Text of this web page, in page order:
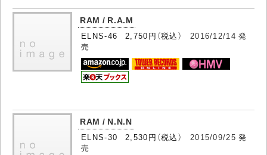
RAM / R.A.M
ELNS-46 2,750円（税込） 2016/12/14 発
売
RAM / N.N.N
ELNS-30 2,530円（税込） 2015/09/25 発
売